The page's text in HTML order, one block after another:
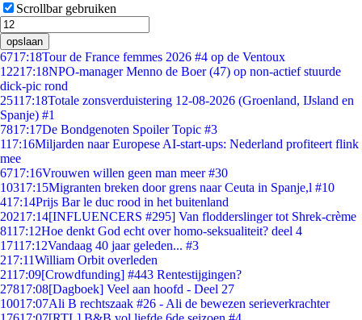
Scrollbar gebruiken
opslaan
6717:18Tour de France femmes 2026 #4 op de Ventoux
12217:18NPO-manager Menno de Boer (47) op non-actief stuurde
dick-pic rond
25117:18Totale zonsverduistering 12-08-2026 (Groenland, IJsland en
Spanje) #1
7817:17De Bondgenoten Spoiler Topic #3
117:16Miljarden naar Europese AI-start-ups: Nederland profiteert flink
mee
6717:16Vrouwen willen geen man meer #30
10317:15Migranten breken door grens naar Ceuta in Spanje,l #10
417:14Prijs Bar le duc rood in het buitenland
20217:14[INFLUENCERS #295] Van flodderslinger tot Shrek-crème
8117:12Hoe denkt God echt over homo-seksualiteit? deel 4
17117:12Vandaag 40 jaar geleden... #3
217:11William Orbit overleden
2117:09[Crowdfunding] #443 Rentestijgingen?
27817:08[Dagboek] Veel aan hoofd - Deel 27
10017:07Ali B rechtszaak #26 - Ali de bewezen serieverkrachter